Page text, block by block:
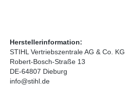
Herstellerinformation:
STIHL Vertriebszentrale AG & Co. KG
Robert-Bosch-Straße 13
DE-64807 Dieburg
info@stihl.de